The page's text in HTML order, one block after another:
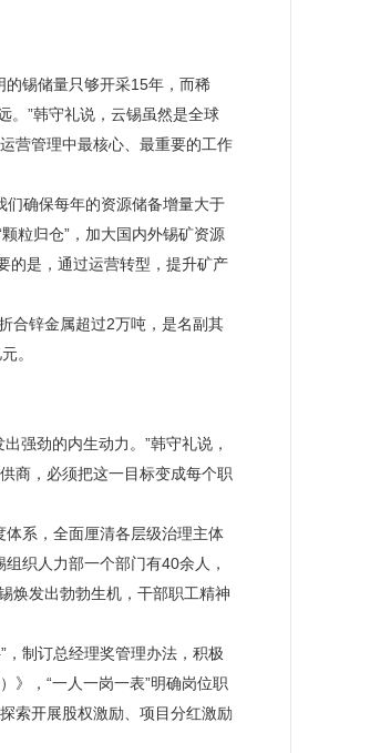
的锡储量只够开采15年，而稀
。”韩守礼说，云锡虽然是全球
营管理中最核心、最重要的工作
们确保每年的资源储备增量大于
粒归仓”，加大国内外锡矿资源
的是，通过运营转型，提升矿产
合锌金属超过2万吨，是名副其
。
强劲的内生动力。”韩守礼说，
商，必须把这一目标变成每个职
体系，全面厘清各层级治理主体
织人力部一个部门有40余人，
焕发出勃勃生机，干部职工精神
，制订总经理奖管理办法，积极
》，“一人一岗一表”明确岗位职
索开展股权激励、项目分红激励